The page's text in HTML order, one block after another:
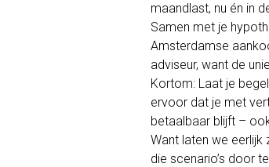
maandlast, nu én in
Samen met je
Amsterdamse
adviseur, want de
Kortom: Laat je
ervoor dat je met
betaalbaar blijft –
Want laten we
die scenario’s door